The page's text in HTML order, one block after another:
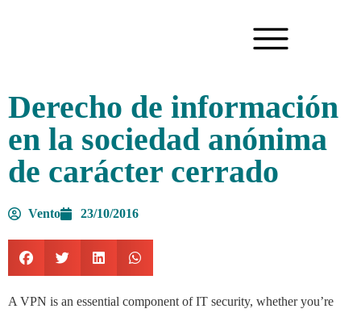
Derecho de información
en la sociedad anónima
de carácter cerrado
Vento 23/10/2016
A VPN is an essential component of IT security, whether you’re